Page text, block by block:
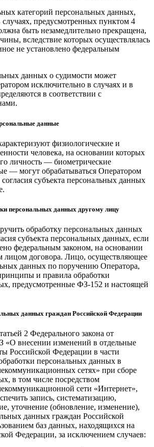
категорий персональных данных,
случаях, предусмотренных пунктом 4
быть незамедлительно прекращена,
вследствие которых осуществлялась
не установлено федеральным
данных о судимости может
исключительно в случаях и в
в соответствии с
данные
физиологические и
человека, на основании которых
личность — биометрические
— могут обрабатываться Оператором
субъекта персональных данных
персональных данных другому лицу
обработку персональных данных
субъекта персональных данных, если
федеральным законом, на основании
лицом договора. Лицо, осуществляющее
данных по поручению Оператора,
и правила обработки
предусмотренные ФЗ-152 и настоящей
данных граждан Российской Федерации
2 Федерального закона от
«О внесении изменений в отдельные
Российской Федерации в части
персональных данных в
сетях» при сборе
в том числе посредством
сети «Интернет»,
запись, систематизацию,
уточнение (обновление, изменение),
данных граждан Российской
баз данных, находящихся на
Федерации, за исключением случаев: